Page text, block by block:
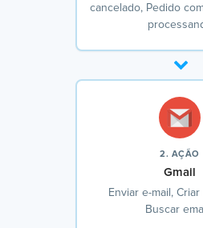
cancelado, Pedido
2. AÇÃO
Gmail
Enviar e-mail,
Buscar